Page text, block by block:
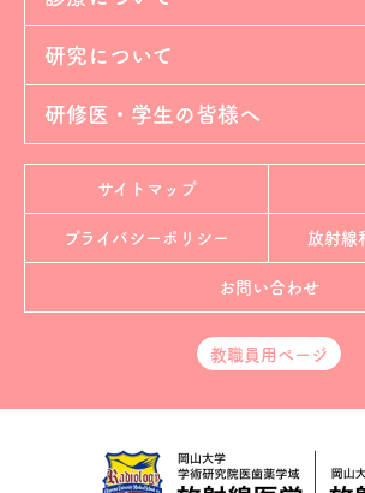
研究について
研修医・学生の皆様へ
サイトマップ
プライバシーポリシー 放射線
お問い合わせ
教職員用ページ